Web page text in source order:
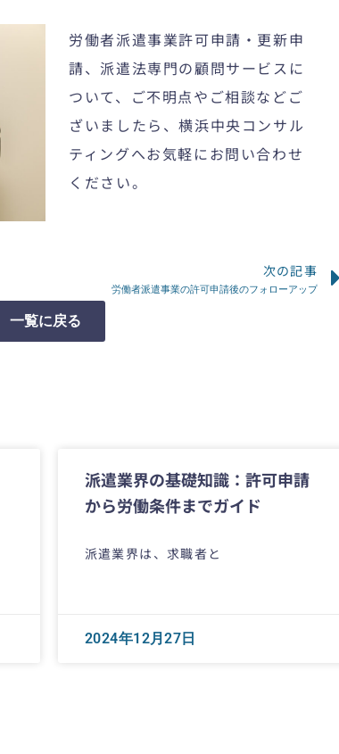
労働者派遣事業許可申請・更新申
請、派遣法専門の顧問サービスに
ついて、ご不明点やご相談などご
ざいましたら、横浜中央コンサル
ティングへお気軽にお問い合わせ
ください。
次の記事
労働者派遣事業の許可申請後のフォローアップ
一覧に戻る
派遣業界の基礎知識：許可申請
から労働条件までガイド
派遣業界は、求職者と
2024年12月27日